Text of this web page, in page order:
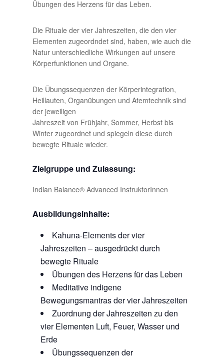
Übungen des Herzens für das Leben.
Die Rituale der vier Jahreszeiten, die den vier
Elementen zugeordndet sind, haben, wie auch die
Natur unterschiedliche Wirkungen auf unsere
Körperfunktionen und Organe.
Die Übungssequenzen der Körperintegration,
Heillauten, Organübungen und Atemtechnik sind
der jeweiligen
Jahreszeit von Frühjahr, Sommer, Herbst bis
Winter zugeordnet und spiegeln diese durch
bewegte Rituale wieder.
Zielgruppe und Zulassung:
Indian Balance® Advanced InstruktorInnen
Ausbildungsinhalte:
Kahuna-Elements der vier
Jahreszeiten – ausgedrückt durch
bewegte Rituale
Übungen des Herzens für das Leben
Meditative indigene
Bewegungsmantras der vier Jahreszeiten
Zuordnung der Jahreszeiten zu den
vier Elementen Luft, Feuer, Wasser und
Erde
Übungssequenzen der